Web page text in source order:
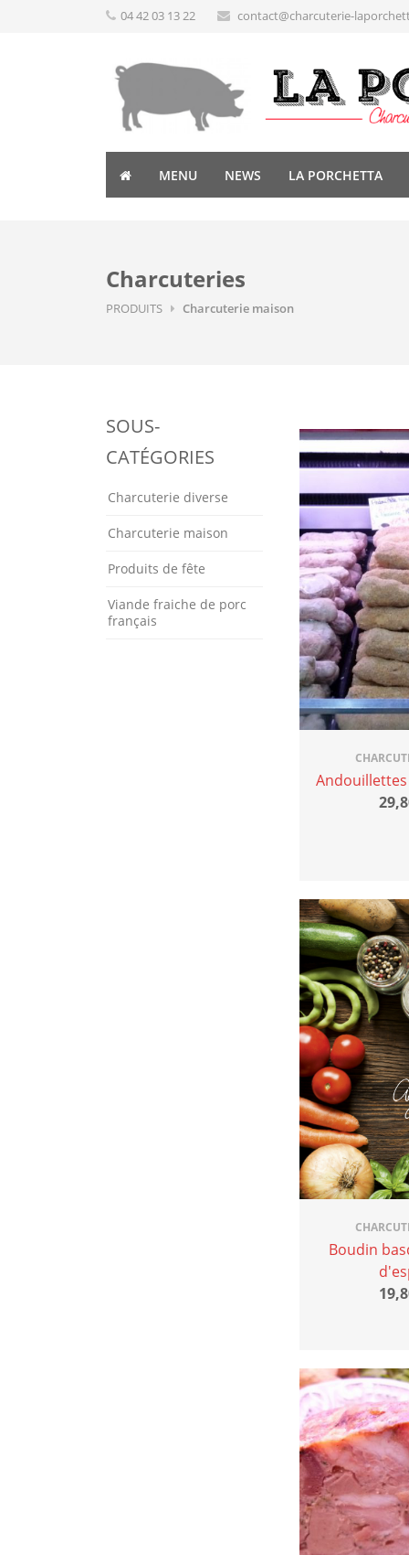
04 42 03 13 22 contact@charcuterie-
MENU NEWS LA PORCHETTA
Charcuteries
PRODUITS Charcuterie maison
SOUS-
CATÉGORIES
Charcuterie diverse
Charcuterie maison
Produits de fête
Viande fraiche de porc
français
Andouillettes
Boudin